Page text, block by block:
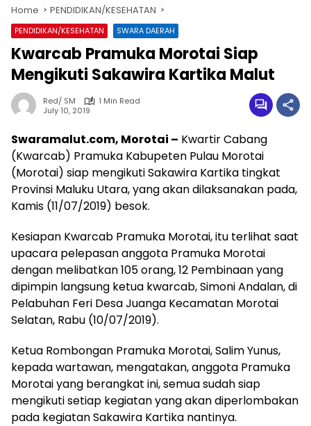
Home PENDIDIKAN/KESEHATAN
PENDIDIKAN/KESEHATAN SWARA DAERAH
Kwarcab Pramuka Morotai Siap
Mengikuti Sakawira Kartika Malut
Red/ SM
1 Min Read
July 10, 2019
Swaramalut.com, Morotai – Kwartir Cabang
(Kwarcab) Pramuka Kabupeten Pulau Morotai
(Morotai) siap mengikuti Sakawira Kartika tingkat
Provinsi Maluku Utara, yang akan dilaksanakan pada,
Kamis (11/07/2019) besok.
Kesiapan Kwarcab Pramuka Morotai, itu terlihat saat
upacara pelepasan anggota Pramuka Morotai
dengan melibatkan 105 orang, 12 Pembinaan yang
dipimpin langsung ketua kwarcab, Simoni Andalan, di
Pelabuhan Feri Desa Juanga Kecamatan Morotai
Selatan, Rabu (10/07/2019).
Ketua Rombongan Pramuka Morotai, Salim Yunus,
kepada wartawan, mengatakan, anggota Pramuka
Morotai yang berangkat ini, semua sudah siap
mengikuti setiap kegiatan yang akan diperlombakan
pada kegiatan Sakawira Kartika nantinya.